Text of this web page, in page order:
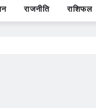
राजनीति राशिफल